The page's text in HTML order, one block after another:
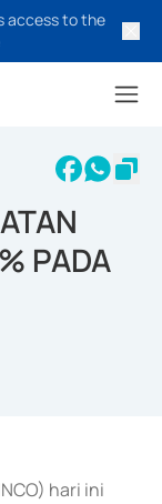
access to the
PADA
hari ini